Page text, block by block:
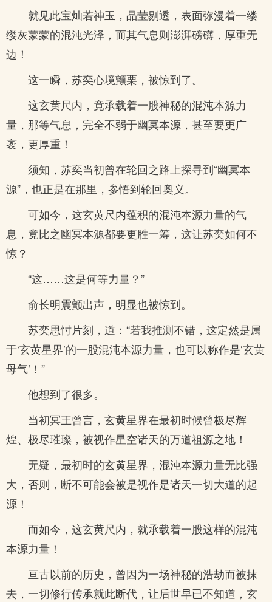
就见此宝灿若神玉，晶莹剔透，表面弥漫着一缕
缕灰蒙蒙的混沌光泽，而其气息则澎湃磅礴，厚重无
边！
这一瞬，苏奕心境颤栗，被惊到了。
这玄黄尺内，竟承载着一股神秘的混沌本源力
量，那等气息，完全不弱于幽冥本源，甚至要更广
袤，更厚重！
须知，苏奕当初曾在轮回之路上探寻到“幽冥本
源”，也正是在那里，参悟到轮回奥义。
可如今，这玄黄尺内蕴积的混沌本源力量的气
息，竟比之幽冥本源都要更胜一筹，这让苏奕如何不
惊？
“这……这是何等力量？”
俞长明震颤出声，明显也被惊到。
苏奕思忖片刻，道：“若我推测不错，这定然是属
于‘玄黄星界’的一股混沌本源力量，也可以称作是‘玄黄
母气’！”
他想到了很多。
当初冥王曾言，玄黄星界在最初时候曾极尽辉
煌、极尽璀璨，被视作星空诸天的万道祖源之地！
无疑，最初时的玄黄星界，混沌本源力量无比强
大，否则，断不可能会被是视作是诸天一切大道的起
源！
而如今，这玄黄尺内，就承载着一股这样的混沌
本源力量！
亘古以前的历史，曾因为一场神秘的浩劫而被抹
去，一切修行传承就此断代，让后世早已不知道，玄